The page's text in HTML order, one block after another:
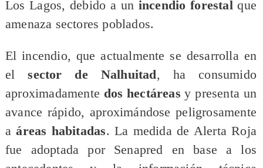
Los Lagos, debido a un incendio forestalque
amenaza sectores poblados.
​El incendio, que actualmente se desarrolla en
elsector de Nalhuitad, ha consumido
aproximadamente dos hectáreas y presenta un
avance rápido, aproximándose peligrosamente
aáreas habitadas. La medida de Alerta Roja
fue adoptada por Senapred en base a los